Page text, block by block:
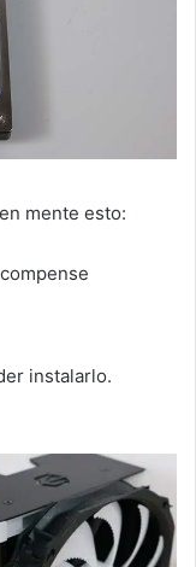
mente esto:
instalarlo.